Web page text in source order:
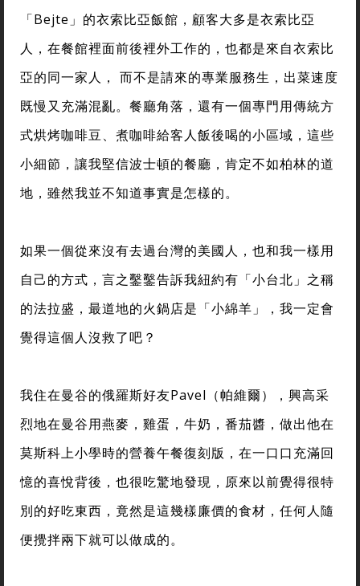
「Bejte」的衣索比亞飯館，顧客大多是衣索比亞
人，在餐館裡面前後裡外工作的，也都是來自衣索比
亞的同一家人， 而不是請來的專業服務生，出菜速度
既慢又充滿混亂。餐廳角落，還有一個專門用傳統方
式烘烤咖啡豆、煮咖啡給客人飯後喝的小區域，這些
小細節，讓我堅信波士頓的餐廳，肯定不如柏林的道
地，雖然我並不知道事實是怎樣的。
如果一個從來沒有去過台灣的美國人，也和我一樣用
自己的方式，言之鑿鑿告訴我紐約有「小台北」之稱
的法拉盛，最道地的火鍋店是「小綿羊」，我一定會
覺得這個人沒救了吧？
我住在曼谷的俄羅斯好友Pavel（帕維爾），興高采
烈地在曼谷用燕麥，雞蛋，牛奶，番茄醬，做出他在
莫斯科上小學時的營養午餐復刻版，在一口口充滿回
憶的喜悅背後，也很吃驚地發現，原來以前覺得很特
別的好吃東西，竟然是這幾樣廉價的食材，任何人隨
便攪拌兩下就可以做成的。